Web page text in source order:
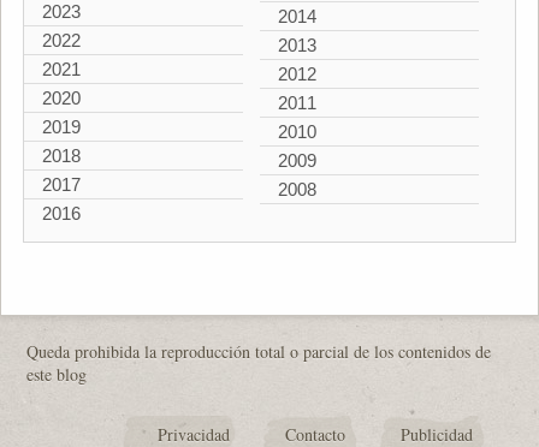
2023
2022
2021
2020
2019
2018
2017
2016
2014
2013
2012
2011
2010
2009
2008
Queda prohibida la reproducción total o parcial de los contenidos de
este blog
Privacidad Contacto Publicidad